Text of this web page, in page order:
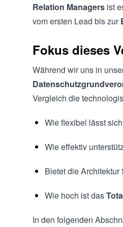
Relation Managers ist
vom ersten Lead bis zur
Fokus dieses
Während wir uns in
Vergleich die
Wie flexibel lässt
Wie effektiv
Bietet die
Wie hoch ist das
In den folgenden